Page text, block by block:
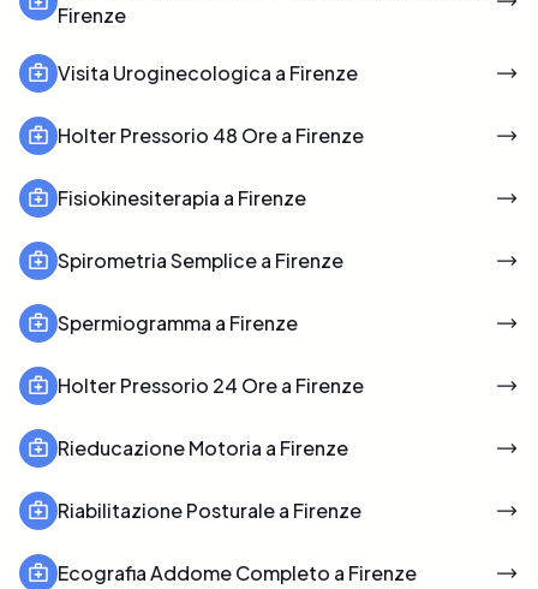
Firenze
Visita Uroginecologica a Firenze
Holter Pressorio 48 Ore a Firenze
Fisiokinesiterapia a Firenze
Spirometria Semplice a Firenze
Spermiogramma a Firenze
Holter Pressorio 24 Ore a Firenze
Rieducazione Motoria a Firenze
Riabilitazione Posturale a Firenze
Ecografia Addome Completo a Firenze